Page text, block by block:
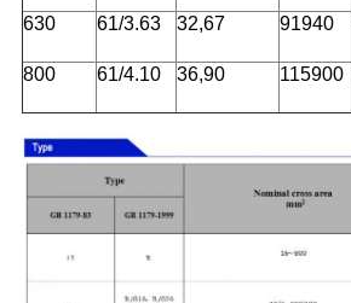
630 61/3.63 32,67 91940
800 61/4.10 36,90 115900